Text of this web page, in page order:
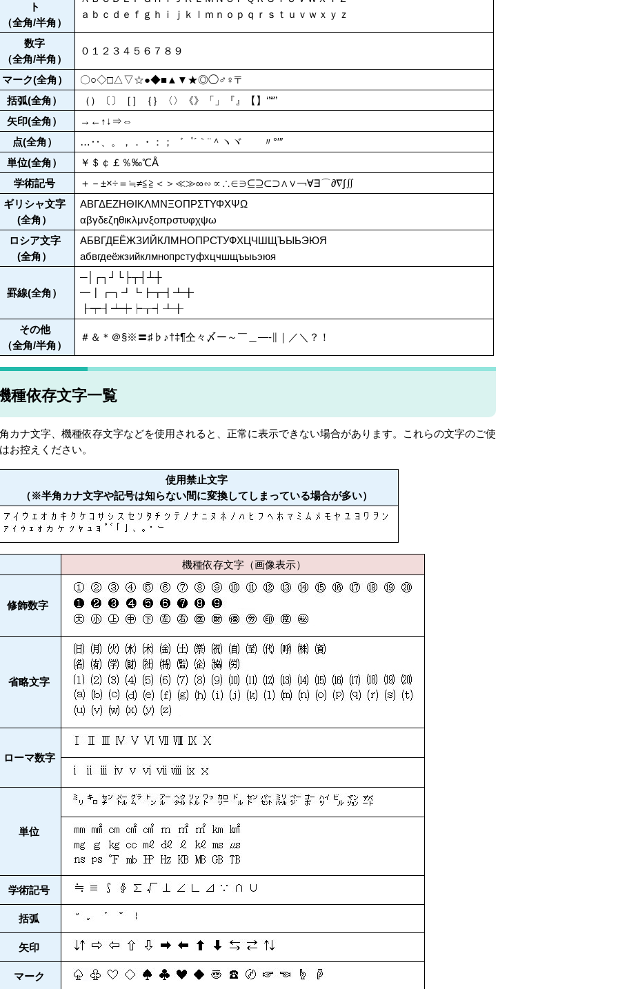
ト
（全角/半角）
ａｂｃｄｅｆｇｈｉｊｋｌｍｎｏｐｑｒｓｔｕｖｗｘｙｚ
数字
（全角/半角）
０１２３４５６７８９
マーク(全角）
〇○◇□△▽☆●◆■▲▼★◎◯♂♀〒
括弧(全角）
（）〔〕［］｛｝〈〉《》「」『』【】‘’“”
矢印(全角）
→←↑↓⇒⇔
点(全角）
…‥、。，．・：；゛゜´｀¨＾ヽヾゝゞ〃°′″
単位(全角）
￥＄￠￡％‰℃Å
学術記号
＋－±×÷＝≒≠≦≧＜＞≪≫∞∽∝∴∈∋⊆⊇⊂⊃∧∨￢∀∃⌒∂∇∫∬
ギリシャ文字
(全角）
ΑΒΓΔΕΖΗΘΙΚΛΜΝΞΟΠΡΣΤΥΦΧΨΩ
αβγδεζηθικλμνξοπρστυφχψω
ロシア文字
(全角）
АБВГДЕЁЖЗИЙКЛМНОПРСТУФХЦЧШЩЪЫЬЭЮЯ
абвгдеёжзийклмнопрстуфхцчшщъыьэюя
罫線(全角）
─│┌┐┘└├┬┤┴┼
━┃┏┓┛┗┣┳┫┻╋
┠┯┨┷┿┝┰┥┸╂
その他
（全角/半角）
＃＆＊＠§※〓♯♭♪†‡¶仝々〆ー～￣＿―‐∥｜／＼？！
種依存文字一覧
カナ文字、機種依存文字などを使用されると、正常に表示できない場合があります。これらの文字のご使
お控えください。
使用禁止文字
（※半角カナ文字や記号は知らない間に変換してしまっている場合が多い）
機種依存文字（画像表示）
修飾数字
省略文字
ローマ数字
単位
学術記号
括弧
矢印
マーク